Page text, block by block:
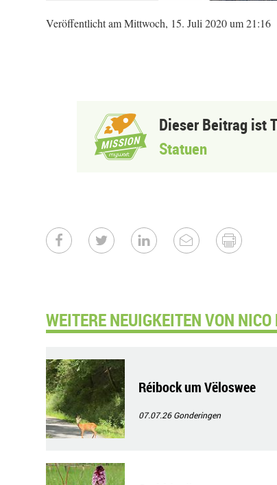
Veröffentlicht am Mittwoch, 15. Juli 2020 um 21:16
Dieser Beitrag ist
Statuen
WEITERE NEUIGKEITEN VON
Réibock um Vëloswee
07.07.26Gonderingen